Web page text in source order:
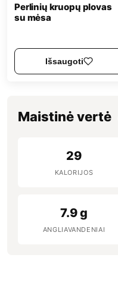
Perlinių kruopų plovas
su mėsa
Išsaugoti
Maistinė vertė
29
KALORIJOS
7.9 g
ANGLIAVANDENIAI